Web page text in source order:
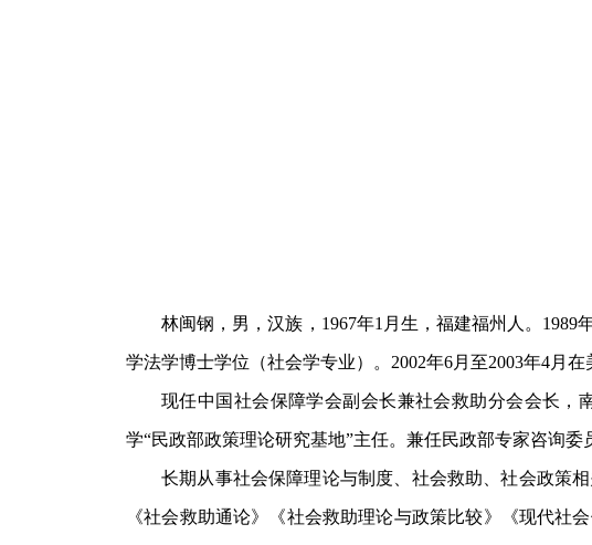
林闽钢，男，汉族，1967年1月生，福建福州人。
学法学博士学位（社会学专业）。2002年6月至2003年4月
现任中国社会保障学会副会长兼社会救助分会会长，
学“民政部政策理论研究基地”主任。兼任民政部专家咨询
长期从事社会保障理论与制度、社会救助、社会政策
《社会救助通论》《社会救助理论与政策比较》《现代社